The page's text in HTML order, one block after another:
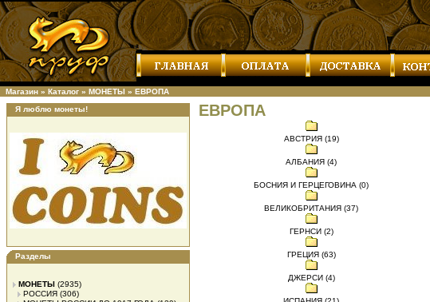
Магазин » Каталог » МОНЕТЫ » ЕВРОПА
Я люблю монеты!
Разделы
МОНЕТЫ (2935)
РОССИЯ (306)
ЕВРОПА
АВСТРИЯ (19)
АЛБАНИЯ (4)
БОСНИЯ И ГЕРЦЕГОВИНА (0)
ВЕЛИКОБРИТАНИЯ (37)
ГЕРНСИ (2)
ГРЕЦИЯ (63)
ДЖЕРСИ (4)